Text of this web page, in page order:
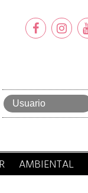
AMBIENTAL